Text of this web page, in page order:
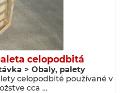
celopodbitá
> Obaly, palety
celopodbité používané v
cca …